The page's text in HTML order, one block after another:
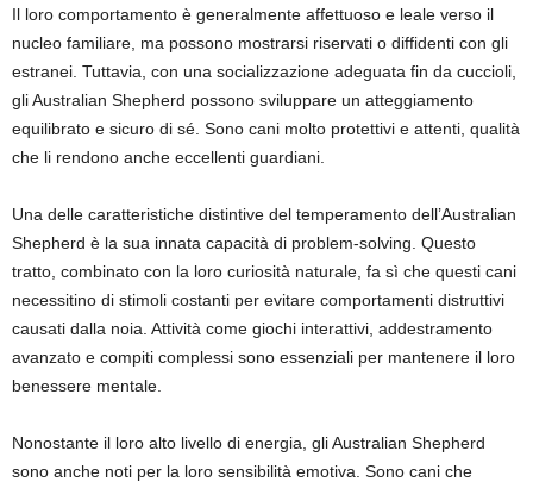
Il loro comportamento è generalmente affettuoso e leale verso il
nucleo familiare, ma possono mostrarsi riservati o diffidenti con gli
estranei. Tuttavia, con una socializzazione adeguata fin da cuccioli,
gli Australian Shepherd possono sviluppare un atteggiamento
equilibrato e sicuro di sé. Sono cani molto protettivi e attenti, qualità
che li rendono anche eccellenti guardiani.
Una delle caratteristiche distintive del temperamento dell’Australian
Shepherd è la sua innata capacità di problem-solving. Questo
tratto, combinato con la loro curiosità naturale, fa sì che questi cani
necessitino di stimoli costanti per evitare comportamenti distruttivi
causati dalla noia. Attività come giochi interattivi, addestramento
avanzato e compiti complessi sono essenziali per mantenere il loro
benessere mentale.
Nonostante il loro alto livello di energia, gli Australian Shepherd
sono anche noti per la loro sensibilità emotiva. Sono cani che